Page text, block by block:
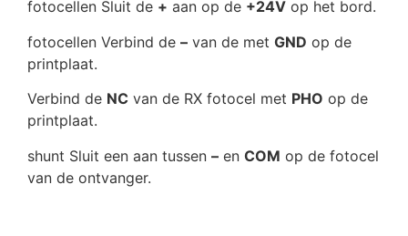
fotocellen Sluit de + aan op de +24V op het bord.
fotocellen Verbind de – van de met GND op de
printplaat.
Verbind de NC van de RX fotocel met PHO op de
printplaat.
shunt Sluit een aan tussen – en COM op de fotocel
van de ontvanger.